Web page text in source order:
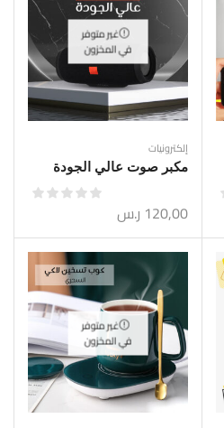
غير متوفر
في المخزون
إلكترونيات
مكبر صوت عالي الجودة
120,00 ر.س
غير متوفر
في المخزون